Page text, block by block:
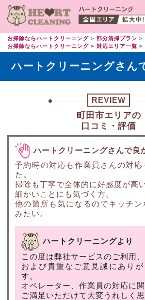
お掃除ならハートクリーニング 部分清掃プラン
お掃除ならハートクリーニング
対応エリア一覧
ハートクリーニングさん
REVIEW
町田市エリアの
口コミ・評価
ハートクリーニングさんで良
予約時の対応も作業員さんの対応
た。
掃除も丁寧で全体的に好感度が高い
細かいことにも気づく方。
他の箇所も気になるのでキッチン
みたい。
ハートクリーニングより
この度は弊社サービスのご利用、
および貴重なご意見誠にありが
す。
オペレーター、作業員の対応に
ご満足いただけて大変うれしく思